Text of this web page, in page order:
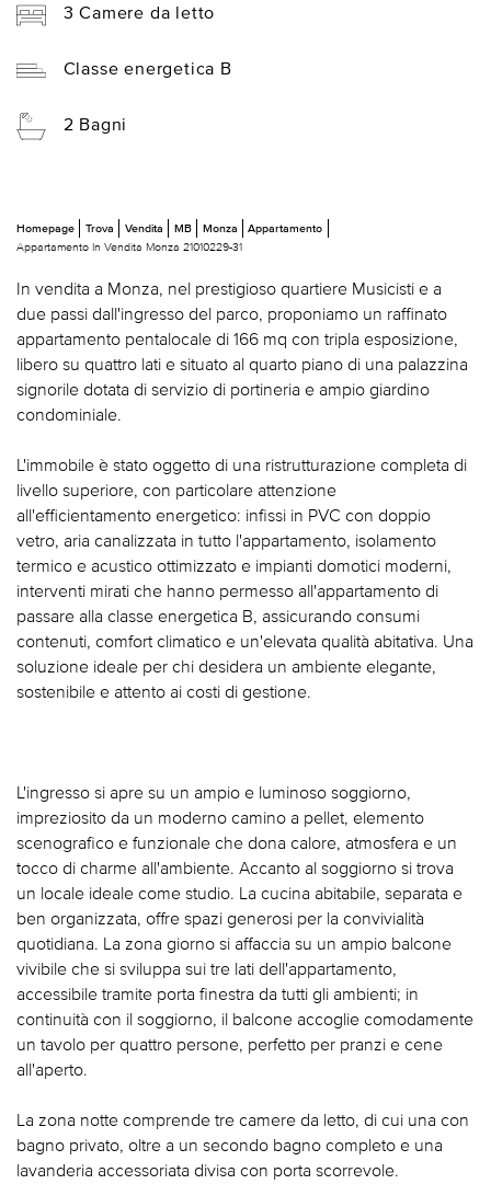
3 Camere da letto
Classe energetica B
2 Bagni
Homepage Trova Vendita MB Monza
Appartamento
Appartamento In Vendita Monza 21010229-31
In vendita a Monza, nel prestigioso quartiere Musicisti e a
due passi dall'ingresso del parco, proponiamo un raffinato
appartamento pentalocale di 166 mq con tripla esposizione,
libero su quattro lati e situato al quarto piano di una palazzina
signorile dotata di servizio di portineria e ampio giardino
condominiale.
L'immobile è stato oggetto di una ristrutturazione completa di
livello superiore, con particolare attenzione
all'efficientamento energetico: infissi in PVC con doppio
vetro, aria canalizzata in tutto l'appartamento, isolamento
termico e acustico ottimizzato e impianti domotici moderni,
interventi mirati che hanno permesso all'appartamento di
passare alla classe energetica B, assicurando consumi
contenuti, comfort climatico e un'elevata qualità abitativa. Una
soluzione ideale per chi desidera un ambiente elegante,
sostenibile e attento ai costi di gestione.
L'ingresso si apre su un ampio e luminoso soggiorno,
impreziosito da un moderno camino a pellet, elemento
scenografico e funzionale che dona calore, atmosfera e un
tocco di charme all'ambiente. Accanto al soggiorno si trova
un locale ideale come studio. La cucina abitabile, separata e
ben organizzata, offre spazi generosi per la convivialità
quotidiana. La zona giorno si affaccia su un ampio balcone
vivibile che si sviluppa sui tre lati dell'appartamento,
accessibile tramite porta finestra da tutti gli ambienti; in
continuità con il soggiorno, il balcone accoglie comodamente
un tavolo per quattro persone, perfetto per pranzi e cene
all'aperto.
La zona notte comprende tre camere da letto, di cui una con
bagno privato, oltre a un secondo bagno completo e una
lavanderia accessoriata divisa con porta scorrevole.